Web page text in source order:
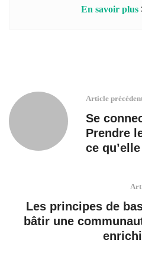
En savoir plus
Article
Se
Prendre
ce
Les principes de
bâtir une